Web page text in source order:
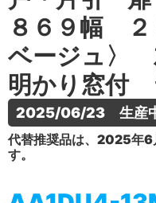
８６９幅
ベージュ〉
明かり窓付
2025/06/23　生産
代替推奨品は、2025年6
す。